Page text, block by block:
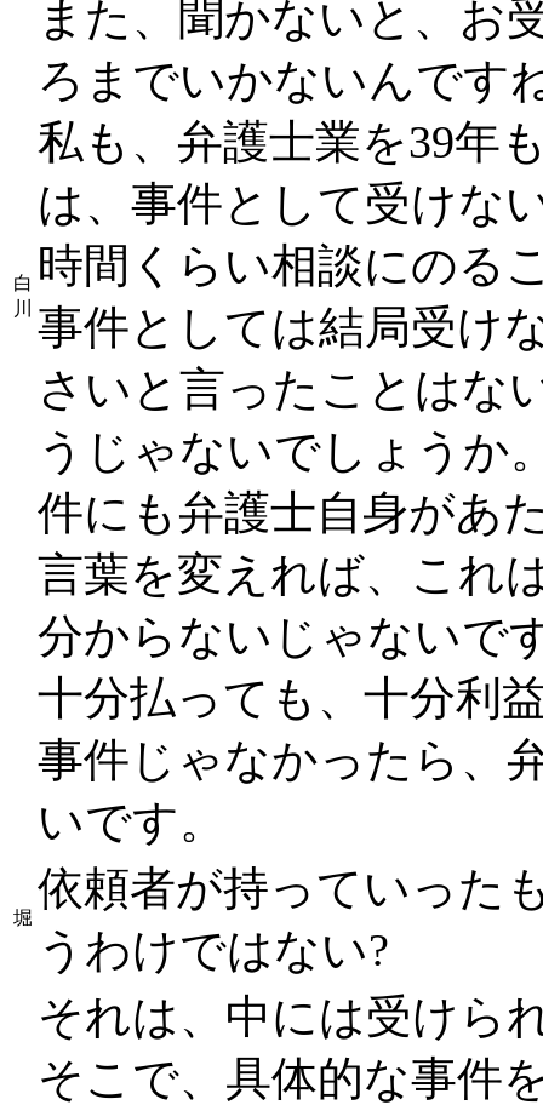
白
川
また、聞かないと、お
ろまでいかないんです
私も、弁護士業を39年
は、事件として受けな
時間くらい相談にのる
事件としては結局受け
さいと言ったことはな
うじゃないでしょうか
件にも弁護士自身があ
言葉を変えれば、これ
分からないじゃないで
十分払っても、十分利
事件じゃなかったら、
いです。
堀
依頼者が持っていった
うわけではない?
それは、中には受けら
そこで、具体的な事件